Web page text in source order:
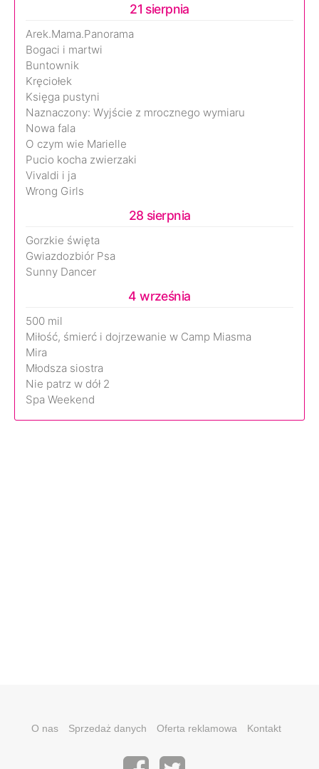
21 sierpnia
Arek.Mama.Panorama
Bogaci i martwi
Buntownik
Kręciołek
Księga pustyni
Naznaczony: Wyjście z mrocznego wymiaru
Nowa fala
O czym wie Marielle
Pucio kocha zwierzaki
Vivaldi i ja
Wrong Girls
28 sierpnia
Gorzkie święta
Gwiazdozbiór Psa
Sunny Dancer
4 września
500 mil
Miłość, śmierć i dojrzewanie w Camp Miasma
Mira
Młodsza siostra
Nie patrz w dół 2
Spa Weekend
O nas Sprzedaż danych Oferta reklamowa Kontakt